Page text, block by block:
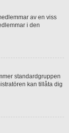
av en viss
i den
standardgruppen
kan tillåta dig